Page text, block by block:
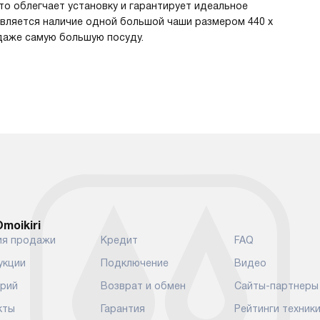
облегчает установку и гарантирует идеальное
наличие одной большой чаши размером 440 х
самую большую посуду.
продажи
Кредит
Подключение
Возврат и обмен
Гарантия
FAQ
Видео
Сайты-партнеры
Рейтинги техники